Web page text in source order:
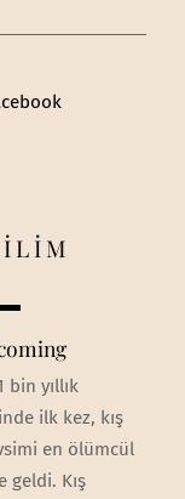
bin yıllık
ilk kez, kış
en ölümcül
geldi. Kış